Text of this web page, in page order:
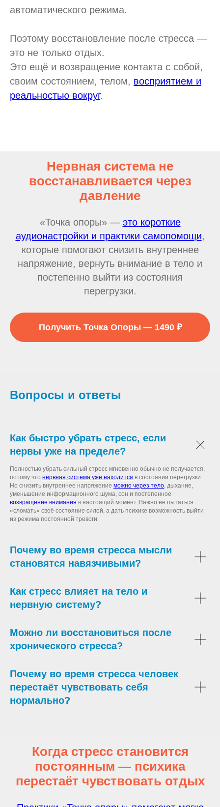
автоматического режима.
Поэтому восстановление после стресса —
это не только отдых.
Это ещё и возвращение контакта с собой,
своим состоянием, телом, восприятием и
реальностью вокруг.
Нервная система не
восстанавливается через
давление
«Точка опоры» — это короткие
аудионастройки и практики самопомощи,
которые помогают снизить внутреннее
напряжение, вернуть внимание в тело и
постепенно выйти из состояния
перегрузки.
Получить Точка Опоры — 1490 ₽
Вопросы и ответы
Как быстро убрать стресс, если
нервы уже на пределе?
Полностью убрать сильный стресс мгновенно обычно не получается,
потому что нервная система уже находится в состоянии перегрузки.
Но снизить внутреннее напряжение можно через тело, дыхание,
уменьшение информационного шума, сон и постепенное
возвращение внимания в настоящий момент. Важно не пытаться
«сломать» своё состояние силой, а дать психике возможность выйти
из режима постоянной тревоги.
Почему во время стресса мысли
становятся навязчивыми?
Как стресс влияет на тело и
нервную систему?
Можно ли восстановиться после
хронического стресса?
Почему во время стресса человек
перестаёт чувствовать себя
нормально?
Когда стресс становится
постоянным — психика
перестаёт чувствовать отдых